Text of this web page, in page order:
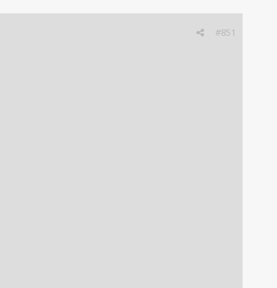
#851